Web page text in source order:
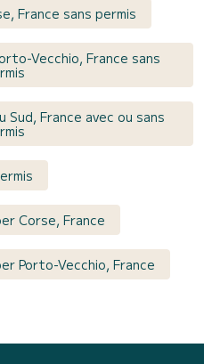
France sans permis
Vecchio, France sans
France avec ou sans
Corse, France
Porto-Vecchio, France